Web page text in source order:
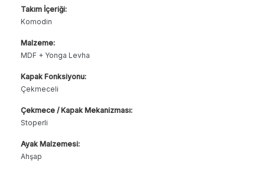
Takım İçeriği:
Komodin
Malzeme:
MDF + Yonga Levha
Kapak Fonksiyonu:
Çekmeceli
Çekmece / Kapak Mekanizması:
Stoperli
Ayak Malzemesi:
Ahşap